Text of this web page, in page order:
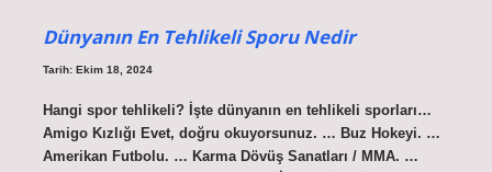
Dünyanın En Tehlikeli Sporu Nedir
Tarih: Ekim 18, 2024
Hangi spor tehlikeli? İşte dünyanın en tehlikeli sporları…
Amigo Kızlığı Evet, doğru okuyorsunuz. … Buz Hokeyi. …
Amerikan Futbolu. … Karma Dövüş Sanatları / MMA. …